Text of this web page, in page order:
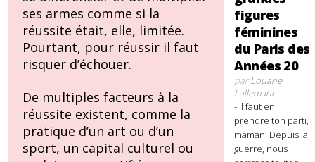
ses armes comme si la
réussite était, elle, limitée.
Pourtant, pour réussir il faut
risquer d’échouer.
De multiples facteurs à la
réussite existent, comme la
pratique d’un art ou d’un
sport, un capital culturel ou
figures
féminines
du Paris des
Années 20
parLouane
Lallemant
- Il faut en
prendre ton parti,
maman. Depuis la
guerre, nous